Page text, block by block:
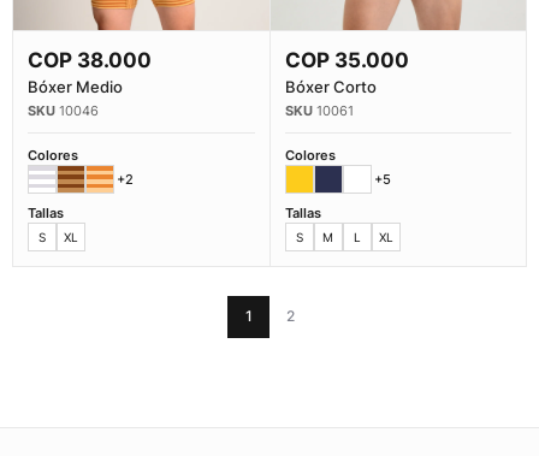
Comprar Ahora
COP 38.000
Bóxer Medio
10046
Colores
+2
Tallas
S XL
Comprar Ahora
COP35.000
Bóxer Corto
10061
Colores
+5
Tallas
S M L XL
1 2